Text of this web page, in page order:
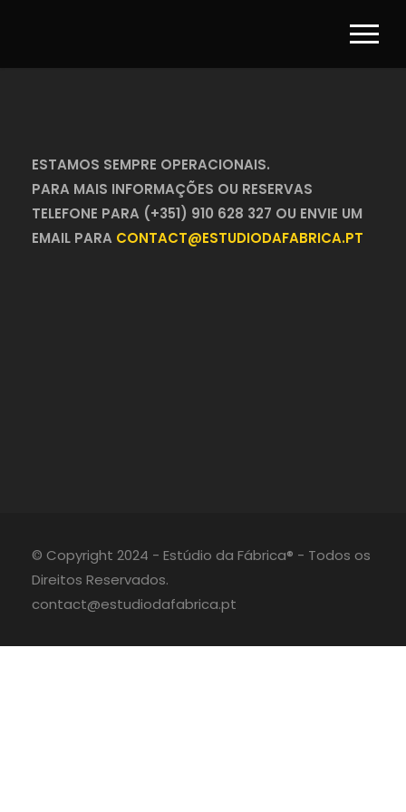
ESTAMOS SEMPRE OPERACIONAIS.
PARA MAIS INFORMAÇÕES OU RESERVAS
TELEFONE PARA (+351) 910 628 327 OU ENVIE UM
EMAIL PARA CONTACT@ESTUDIODAFABRICA.PT
© Copyright 2024 - Estúdio da Fábrica® - Todos os
Direitos Reservados.
contact@estudiodafabrica.pt